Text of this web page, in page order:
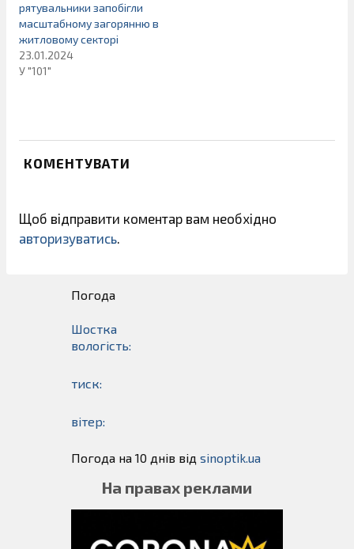
рятувальники запобігли
масштабному загорянню в
житловому секторі
23.01.2024
У "101"
КОМЕНТУВАТИ
Щоб відправити коментар вам необхідно
авторизуватись.
Погода
Шостка
вологість:
тиск:
вітер:
Погода на 10 днів від sinoptik.ua
На правах реклами